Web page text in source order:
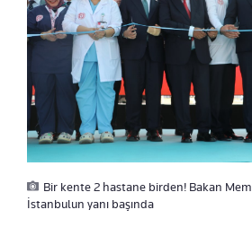
Bir kente 2 hastane birden! Bakan
İstanbulun yanı başında